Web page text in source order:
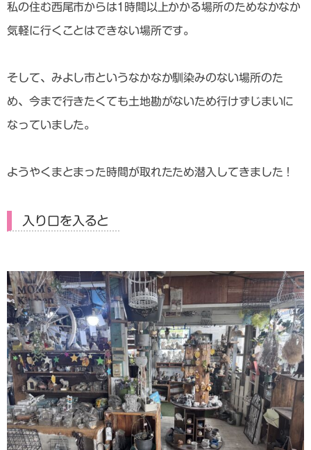
私の住む西尾市からは1時間以上かかる場所のためなかなか
気軽に行くことはできない場所です。
そして、みよし市というなかなか馴染みのない場所のた
め、今まで行きたくても土地勘がないため行けずじまいに
なっていました。
ようやくまとまった時間が取れたため潜入してきました！
入り口を入ると